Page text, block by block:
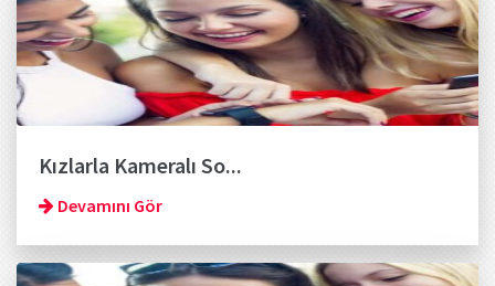
Kızlarla Kameralı So...
Devamını Gör